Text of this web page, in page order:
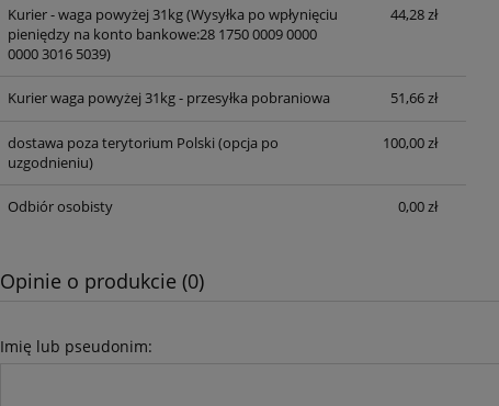
Kurier - waga powyżej 31kg(Wysyłka po wpłynięciu
pieniędzy na konto bankowe:28 1750 0009 0000
0000 3016 5039)
44,28 zł
Kurier waga powyżej 31kg - przesyłka pobraniowa 51,66 zł
dostawa poza terytorium Polski (opcja po
uzgodnieniu)
100,00 zł
Odbiór osobisty 0,00 zł
Opinie o produkcie (0)
Imię lub pseudonim: